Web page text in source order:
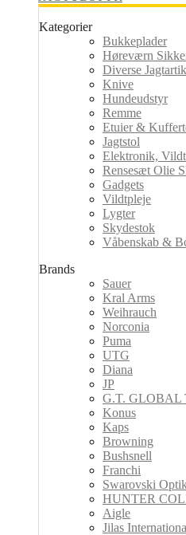
Kategorier
Bukkeplader
Høreværn
Diverse
Knive
Hundeudstyr
Remme
Etuier &
Jagtstol
Elektronik,
Rensesæt Olie
Gadgets
Vildtpleje
Lygter
Skydestok
Våbenskab &
Brands
Sauer
Kral Arms
Weihrauch
Norconia
Puma
UTG
Diana
JP
G.T. GLOBAL
Konus
Kaps
Browning
Bushsnell
Franchi
Swarovski
HUNTER
Aigle
Jilas